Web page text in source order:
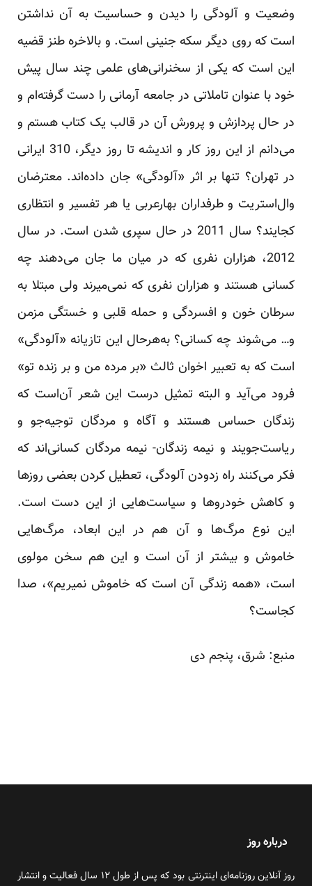
وضعیت و آلودگی را دیدن و حساسیت به آن نداشتن
است که روی دیگر سکه جنینی است. و بالاخره طنز قضیه
این است که یکی از سخنرانی‌های علمی چند سال پیش
خود با عنوان تاملاتی در جامعه آرمانی را دست گرفته‌ام و
در حال پردازش و پرورش آن در قالب یک کتاب هستم و
می‌دانم از این روز کار و اندیشه تا روز دیگر، 310 ایرانی
در تهران؟ تنها بر اثر «آلودگی» جان داده‌اند. معترضان
وال‌استریت و طرفداران بهارعربی یا هر تفسیر و انتظاری
کجایند؟ سال 2011 در حال سپری شدن است. در سال
2012، هزاران نفری که در میان ما جان می‌دهند چه
کسانی هستند و هزاران نفری که نمی‌میرند ولی مبتلا به
سرطان خون و افسردگی و حمله قلبی و خستگی مزمن
و… می‌شوند چه کسانی؟ به‌هرحال این تازیانه «آلودگی»
است که به تعبیر اخوان ثالث «بر مرده من و بر زنده تو»
فرود می‌آید و البته تمثیل درست این شعر آن‌است که
زندگان حساس هستند و آگاه و مردگان توجیه‌جو و
ریاست‌جویند و نیمه زندگان- نیمه مردگان کسانی‌اند که
فکر می‌کنند راه زدودن آلودگی، تعطیل کردن بعضی روزها
و کاهش خودروها و سیاست‌هایی از این دست است.
این نوع مرگ‌ها و آن هم در این ابعاد، مرگ‌هایی
خاموش و بیشتر از آن است و این هم سخن مولوی
است، «همه زندگی آن است که خاموش نمیریم»، صدا
کجاست؟
منبع: شرق، پنجم دی
درباره روز
روز آنلاین روزنامه‌ای اینترنتی بود که پس از طول ۱۲ سال فعالیت و انتشار